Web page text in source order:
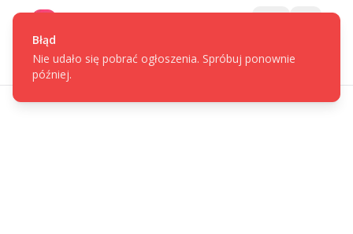
Błąd
Nie udało się pobrać ogłoszenia. Spróbuj ponownie
później.